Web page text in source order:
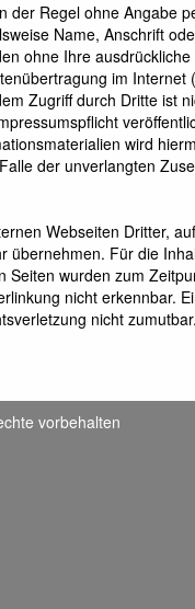
der Regel ohne Angabe
Name, Anschrift
ohne Ihre
im
Zugriff durch Dritte ist
wird
der unverlangten
Webseiten Dritter,
übernehmen. Für die
Seiten wurden zum
nicht erkennbar.
nicht
vorbehalten